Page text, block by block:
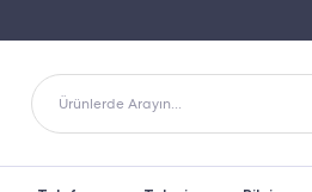
Ürünlerde Arayın...